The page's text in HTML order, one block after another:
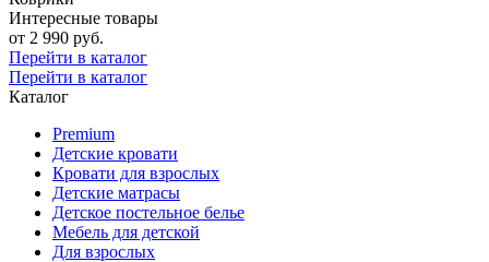
Интересные товары
от 2 990 руб.
Перейти в каталог
Перейти в каталог
Каталог
Premium
Детские кровати
Кровати для взрослых
Детские матрасы
Детское постельное белье
Мебель для детской
Для взрослых